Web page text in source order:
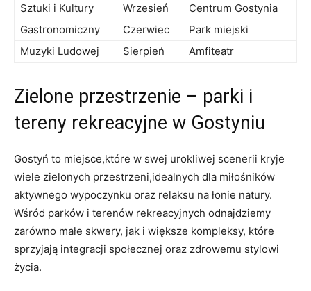
Sztuki i Kultury
Wrzesień
Centrum Gostynia
Gastronomiczny
Czerwiec
Park ‍miejski
Muzyki Ludowej
Sierpień Amfiteatr
Zielone przestrzenie – parki i
tereny rekreacyjne w‌ Gostyniu
Gostyń to⁢ miejsce,które w swej urokliwej scenerii kryje
wiele zielonych przestrzeni,idealnych ‍dla miłośników
aktywnego wypoczynku oraz‍ relaksu na łonie natury.
⁣Wśród parków i terenów rekreacyjnych odnajdziemy
zarówno małe skwery, jak i większe kompleksy, które
sprzyjają integracji społecznej oraz zdrowemu stylowi
życia.